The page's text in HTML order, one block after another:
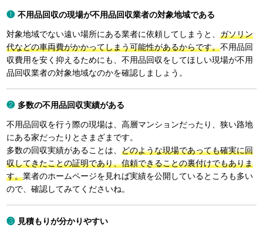
不用品回収の現場が不用品回収業者の対象地域である
対象地域でない遠い場所にある業者に依頼してしまうと、ガソリン
代などの車両費がかかってしまう可能性があるからです。不用品回
収費用を安く抑えるためにも、不用品回収をしてほしい現場が不用
品回収業者の対象地域なのかを確認しましょう。
多数の不用品回収実績がある
不用品回収を行う際の現場は、高層マンションだったり、狭い路地
にある家だったりとさまざまです。
多数の回収実績があることは、どのような現場であっても確実に回
収してきたことの証明であり、信頼できることの裏付けでもありま
す。業者のホームページを見れば実績を公開しているところも多い
ので、確認してみてくださいね。
見積もりが分かりやすい